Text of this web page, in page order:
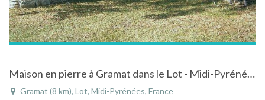
Maison en pierre à Gramat dans le Lot - Midi-Pyrénées dans le parc régional du Causse
Gramat (8 km), Lot, Midi-Pyrénées, France